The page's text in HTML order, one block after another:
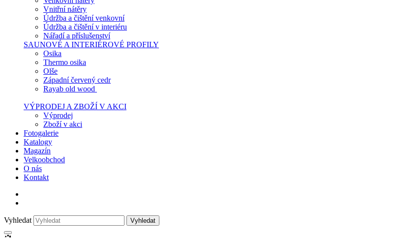
Vnitřní nátěry
Údržba a čištění venkovní
Údržba a čištění v interiéru
Nářadí a příslušenství
SAUNOVÉ A INTERIÉROVÉ PROFILY
Osika
Thermo osika
Olše
Západní červený cedr
Rayab old wood
VÝPRODEJ A ZBOŽÍ V AKCI
Výprodej
Zboží v akci
Fotogalerie
Katalogy
Magazín
Velkoobchod
O nás
Kontakt
Vyhledat Vyhledat